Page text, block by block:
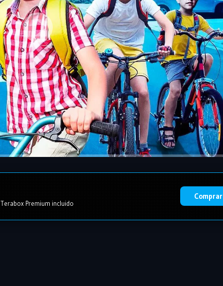
Terabox Premium incluido
Comprar